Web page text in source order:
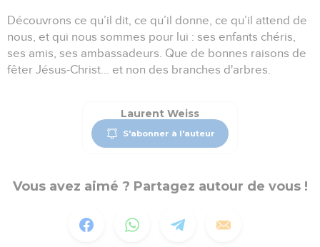
Découvrons ce qu’il dit, ce qu’il donne, ce qu’il attend de
nous, et qui nous sommes pour lui : ses enfants chéris,
ses amis, ses ambassadeurs. Que de bonnes raisons de
fêter Jésus-Christ... et non des branches d'arbres.
Laurent Weiss
S'abonner à l'auteur
Vous avez aimé ? Partagez autour de vous !